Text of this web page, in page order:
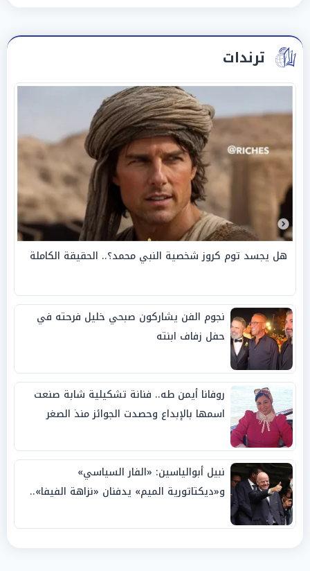
ترندات
هل يجسد توم كروز شخصية النبي محمد؟.. الحقيقة الكاملة
نجوم الفن يشاركون صبحي خليل فرحته في
حفل زفاف ابنته
روفانا أيمن طه.. فنانة تشكيلية شابة صنعت
اسمها بالإبداع وحصدت الجوائز منذ الصغر
نبيل أبوالياسين: «الفار السياسي»
و«ديكتاتورية الميم» يدفنان «نزاهة الفيفا»..